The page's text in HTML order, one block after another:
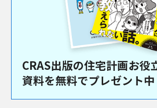
CRAS出版の住宅計画お役
資料を無料でプレゼント中